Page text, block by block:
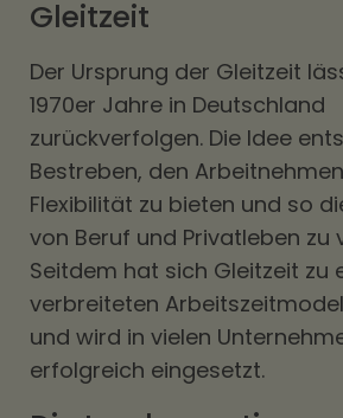
Gleitzeit
Der Ursprung der Gleitzeit
1970er Jahre in Deutschland
zurückverfolgen. Die Idee
Bestreben, den
Flexibilität zu bieten und so
von Beruf und Privatleben zu
Seitdem hat sich Gleitzeit zu
verbreiteten
und wird in vielen
erfolgreich eingesetzt.